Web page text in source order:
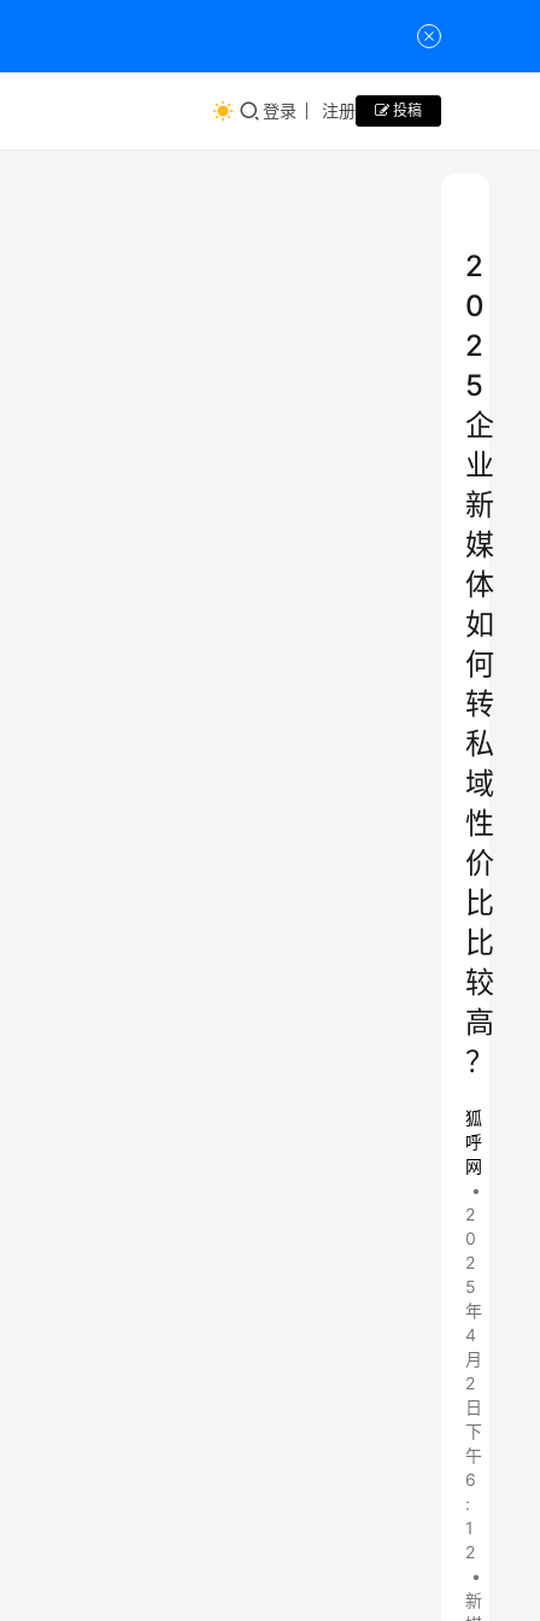
登录 注册 投稿
2
0
2
5
企
业
新
媒
体
如
何
转
私
域
性
价
比
比
较
高
？
狐
呼
网
•
2
0
2
5
年
4
月
2
日
下
午
6
:
1
2
•
新